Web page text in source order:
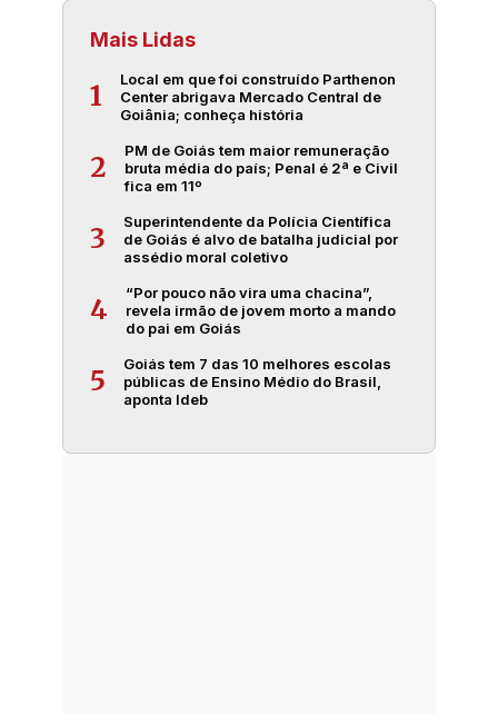
Mais Lidas
1
Local em que foi construído Parthenon
Center abrigava Mercado Central de
Goiânia; conheça história
2
PM de Goiás tem maior remuneração
bruta média do país; Penal é 2ª e Civil
fica em 11º
3
Superintendente da Polícia Científica
de Goiás é alvo de batalha judicial por
assédio moral coletivo
4
“Por pouco não vira uma chacina”,
revela irmão de jovem morto a mando
do pai em Goiás
5
Goiás tem 7 das 10 melhores escolas
públicas de Ensino Médio do Brasil,
aponta Ideb